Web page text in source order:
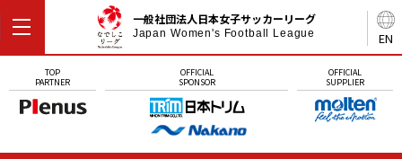
EN
一般社団法人日本女子サッカーリーグ
Japan Women's Football League
TOP
PARTNER
OFFICIAL
SPONSOR
OFFICIAL
SUPPLIER